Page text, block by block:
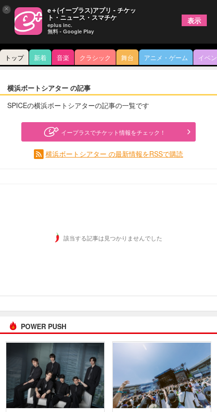
トップ 新着 音楽 クラシック 舞台 アニメ・ゲーム イベ
横浜ボートシアター の記事
SPICEの横浜ボートシアターの記事の一覧です
イープラスでチケット情報をチェック！
横浜ボートシアター の最新情報をRSSで購読
該当する記事は見つかりませんでした
POWER PUSH
× e＋(イープラス)アプリ - チケッ
ト・ニュース・スマチケ
eplus inc.
無料 - Google Play
表示